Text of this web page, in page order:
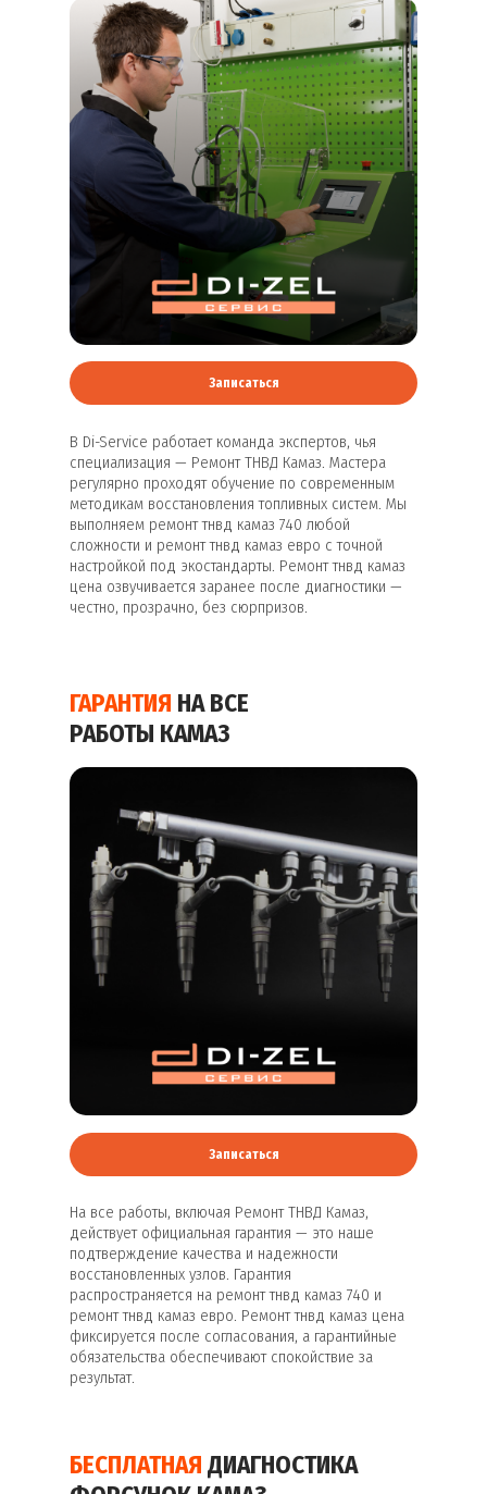
В Di-Service работает команда экспертов, чья
специализация — Ремонт ТНВД Камаз. Мастера
регулярно проходят обучение по современным
методикам восстановления топливных систем. Мы
выполняем ремонт тнвд камаз 740 любой
сложности и ремонт тнвд камаз евро с точной
настройкой под экостандарты. Ремонт тнвд камаз
цена озвучивается заранее после диагностики —
честно, прозрачно, без сюрпризов.
Записаться
На все работы, включая Ремонт ТНВД Камаз,
действует официальная гарантия — это наше
подтверждение качества и надежности
восстановленных узлов. Гарантия
распространяется на ремонт тнвд камаз 740 и
ремонт тнвд камаз евро. Ремонт тнвд камаз цена
фиксируется после согласования, а гарантийные
обязательства обеспечивают спокойствие за
результат.
ГАРАНТИЯ НА ВСЕ
РАБОТЫ КАМАЗ
Записаться
БЕСПЛАТНАЯ ДИАГНОСТИКА